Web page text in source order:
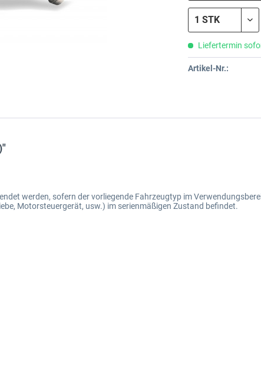
Liefertermin
Artikel-Nr.:
werden, sofern der vorliegende Fahrzeugtyp im
Motorsteuergerät, usw.) im serienmäßigen Zustand befindet.